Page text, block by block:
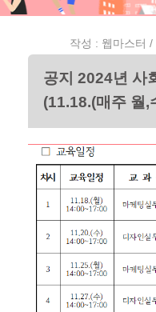
작성 : 웹마스터
공지 2024년 사
(11.18.(매주 월,